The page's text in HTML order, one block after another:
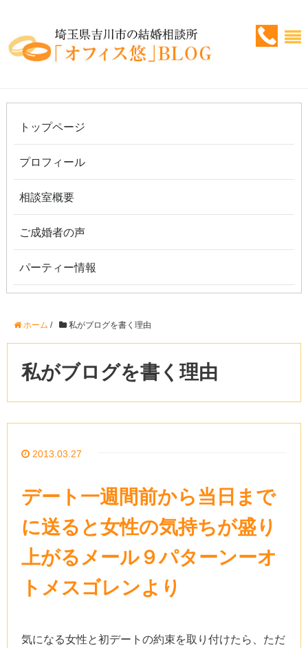
トップページ
プロフィール
相談室概要
ご成婚者の声
パーティー情報
ホーム / 私がブログを書く理由
私がブログを書く理由
2013.03.27
デート一週間前から当日まで
に送ると女性の気持ちが盛り
上がるメール９パターンーオ
トメスゴレンより
気になる女性と初デートの約束を取り付けたら、ただ